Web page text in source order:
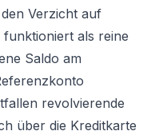
Verzicht auf
funktioniert als reine
Saldo am
revolvierende
über die Kreditkarte